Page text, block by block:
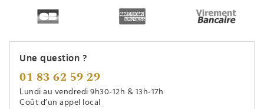
Une question ?
01 83 62 59 29
Lundi au vendredi 9h30-12h & 13h-17h
Coût d’un appel local